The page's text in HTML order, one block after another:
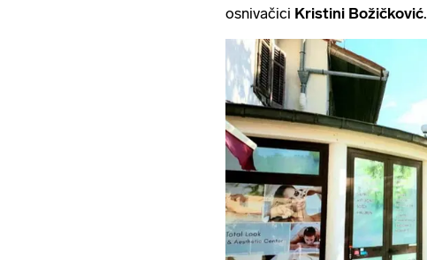
osnivačici Kristini Božičković.